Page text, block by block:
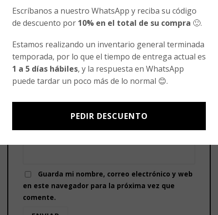
5 de 5 estrellas
Tu valoración*
Nombre*
Guarda mi nombre, correo electrónico y web
en este navegador para la próxima vez que
comente.
Escríbanos a nuestro WhatsApp y reciba su código
de descuento por 10% en el total de su compra 🙂.
Estamos realizando un inventario general terminada
temporada, por lo que el tiempo de entrega actual es
1 a 5 días hábiles, y la respuesta en WhatsApp
puede tardar un poco más de lo normal 😊.
PEDIR DESCUENTO